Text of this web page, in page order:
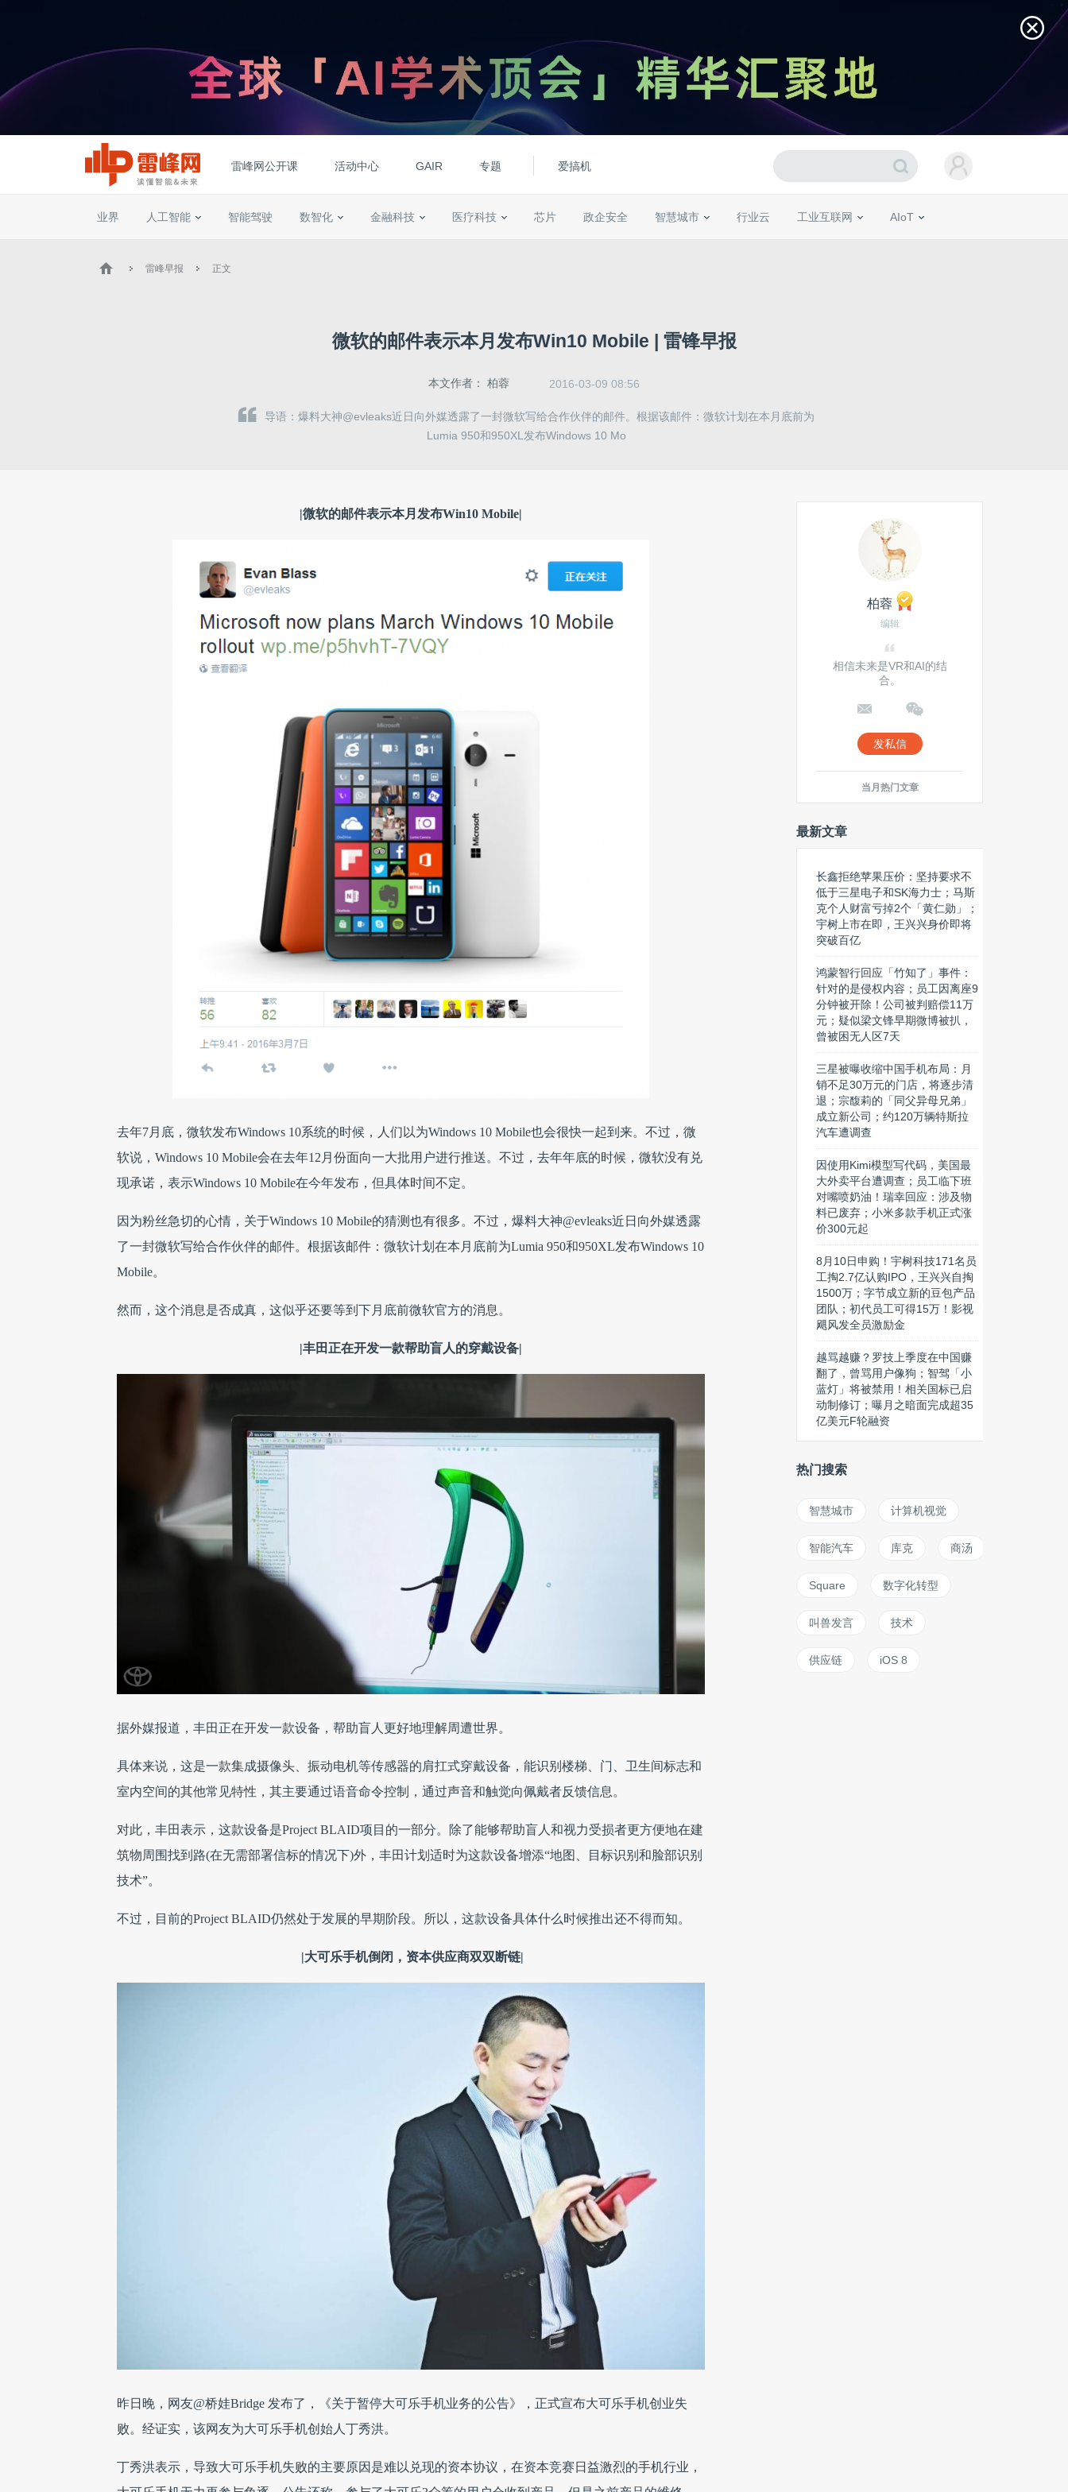
雷峰网公开课 活动中心 GAIR 专题 爱搞机
业界 人工智能 智能驾驶 数智化 金融科技 医疗科技 芯片 政企安全 智慧城市 行业云 工业互联网 AIoT
雷峰早报 正文
微软的邮件表示本月发布Win10 Mobile | 雷锋早报
本文作者： 柏蓉 2016-03-09 08:56
导语：爆料大神@evleaks近日向外媒透露了一封微软写给合作伙伴的邮件。根据该邮件：微软计划在本月底前为
Lumia 950和950XL发布Windows 10 Mo
|微软的邮件表示本月发布Win10 Mobile|
去年7月底，微软发布Windows 10系统的时候，人们以为Windows 10 Mobile也会很快一起到来。不过，微
软说，Windows 10 Mobile会在去年12月份面向一大批用户进行推送。不过，去年年底的时候，微软没有兑
现承诺，表示Windows 10 Mobile在今年发布，但具体时间不定。
因为粉丝急切的心情，关于Windows 10 Mobile的猜测也有很多。不过，爆料大神@evleaks近日向外媒透露
了一封微软写给合作伙伴的邮件。根据该邮件：微软计划在本月底前为Lumia 950和950XL发布Windows 10
Mobile。
然而，这个消息是否成真，这似乎还要等到下月底前微软官方的消息。
|丰田正在开发一款帮助盲人的穿戴设备|
据外媒报道，丰田正在开发一款设备，帮助盲人更好地理解周遭世界。
具体来说，这是一款集成摄像头、振动电机等传感器的肩扛式穿戴设备，能识别楼梯、门、卫生间标志和
室内空间的其他常见特性，其主要通过语音命令控制，通过声音和触觉向佩戴者反馈信息。
对此，丰田表示，这款设备是Project BLAID项目的一部分。除了能够帮助盲人和视力受损者更方便地在建
筑物周围找到路(在无需部署信标的情况下)外，丰田计划适时为这款设备增添“地图、目标识别和脸部识别
技术”。
不过，目前的Project BLAID仍然处于发展的早期阶段。所以，这款设备具体什么时候推出还不得而知。
|大可乐手机倒闭，资本供应商双双断链|
昨日晚，网友@桥娃Bridge 发布了，《关于暂停大可乐手机业务的公告》，正式宣布大可乐手机创业失
败。经证实，该网友为大可乐手机创始人丁秀洪。
丁秀洪表示，导致大可乐手机失败的主要原因是难以兑现的资本协议，在资本竞赛日益激烈的手机行业，
柏蓉
编辑
相信未来是VR和AI的结
合。
发私信
当月热门文章
最新文章
长鑫拒绝苹果压价：坚持要求不
低于三星电子和SK海力士；马斯
克个人财富亏掉2个「黄仁勋」；
宇树上市在即，王兴兴身价即将
突破百亿
鸿蒙智行回应「竹知了」事件：
针对的是侵权内容；员工因离座9
分钟被开除！公司被判赔偿11万
元；疑似梁文锋早期微博被扒，
曾被困无人区7天
三星被曝收缩中国手机布局：月
销不足30万元的门店，将逐步清
退；宗馥莉的「同父异母兄弟」
成立新公司；约120万辆特斯拉
汽车遭调查
因使用Kimi模型写代码，美国最
大外卖平台遭调查；员工临下班
对嘴喷奶油！瑞幸回应：涉及物
料已废弃；小米多款手机正式涨
价300元起
8月10日申购！宇树科技171名员
工掏2.7亿认购IPO，王兴兴自掏
1500万；字节成立新的豆包产品
团队；初代员工可得15万！影视
飓风发全员激励金
越骂越赚？罗技上季度在中国赚
翻了，曾骂用户像狗；智驾「小
蓝灯」将被禁用！相关国标已启
动制修订；曝月之暗面完成超35
亿美元F轮融资
热门搜索
智慧城市 计算机视觉
智能汽车 库克 商汤
Square 数字化转型
叫兽发言 技术
供应链 iOS 8